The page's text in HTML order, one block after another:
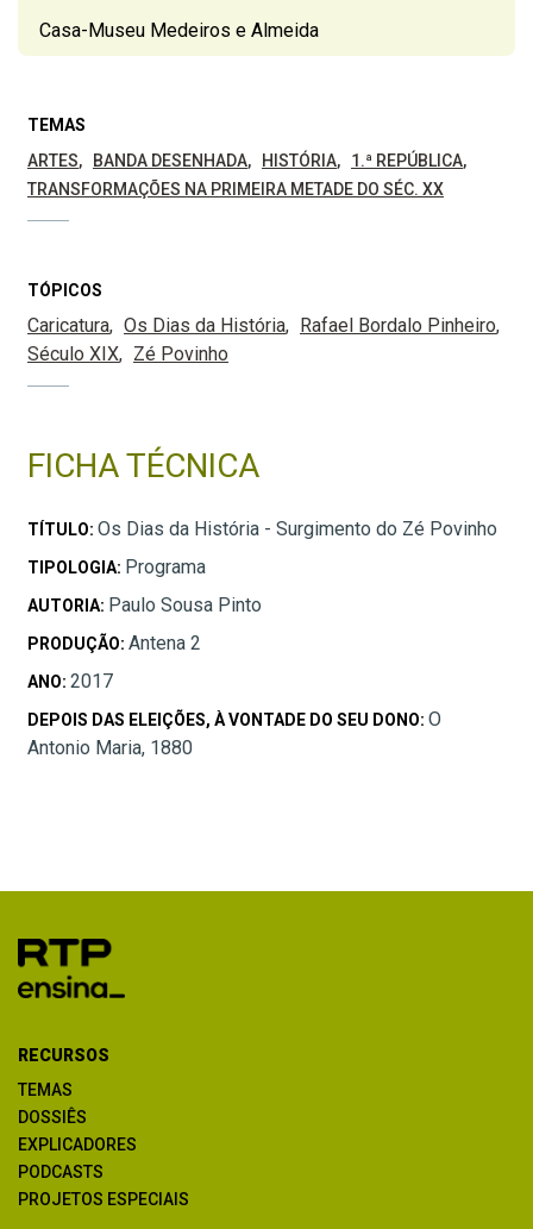
Casa-Museu Medeiros e Almeida
TEMAS
ARTES
BANDA DESENHADA HISTÓRIA
1.ª REPÚBLICA
TRANSFORMAÇÕES NA PRIMEIRA METADE DO SÉC. XX
TÓPICOS
Caricatura Os Dias da História
Rafael Bordalo Pinheiro
Século XIX
Zé Povinho
FICHA TÉCNICA
TÍTULO: Os Dias da História - Surgimento do Zé Povinho
TIPOLOGIA: Programa
AUTORIA: Paulo Sousa Pinto
PRODUÇÃO: Antena 2
ANO: 2017
DEPOIS DAS ELEIÇÕES, À VONTADE DO SEU DONO: O
Antonio Maria, 1880
RECURSOS
TEMAS
DOSSIÊS
EXPLICADORES
PODCASTS
PROJETOS ESPECIAIS